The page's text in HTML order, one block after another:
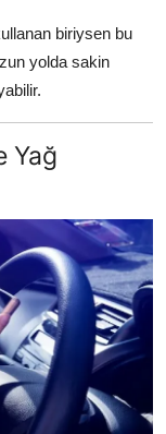
biriysen bu
yolda sakin
Yağ